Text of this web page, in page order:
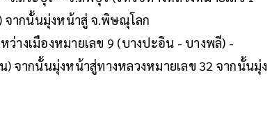
จากนั้นมุ่งหน้าสู่ จ.พิษณุโลก
างเมืองหมายเลข 9 (บางปะอิน - บางพลี) -
จากนั้นมุ่งหน้าสู่ทางหลวงหมายเลข 32 จากนั้นมุ่ง